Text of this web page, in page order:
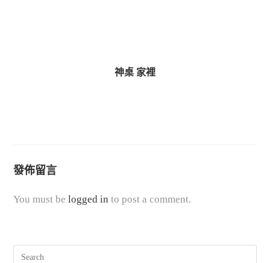
神桌 家裡
發佈留言
You must belogged in to post a comment.